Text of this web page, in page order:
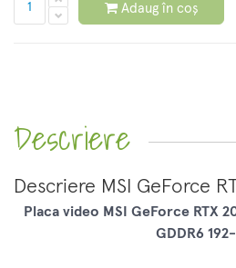
Adaug în coș
Descriere
Descriere MSI GeForce
Placa video MSI GeForce RTX
GDDR6